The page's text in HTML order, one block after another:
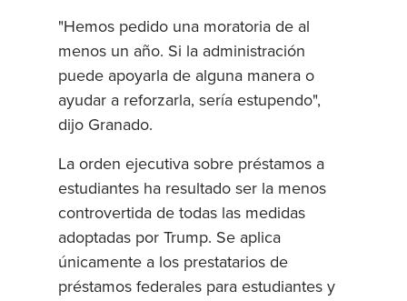
"Hemos pedido una moratoria de al
menos un año. Si la administración
puede apoyarla de alguna manera o
ayudar a reforzarla, sería estupendo",
dijo Granado.
La orden ejecutiva sobre préstamos a
estudiantes ha resultado ser la menos
controvertida de todas las medidas
adoptadas por Trump. Se aplica
únicamente a los prestatarios de
préstamos federales para estudiantes y